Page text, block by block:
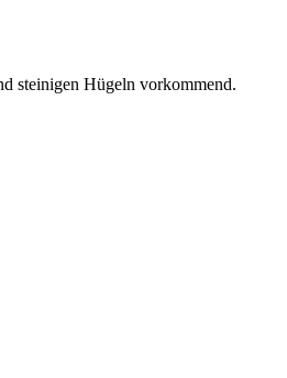
steinigen Hügeln vorkommend.